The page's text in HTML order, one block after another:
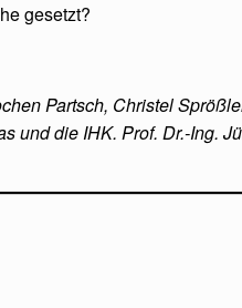
gesetzt?
Partsch, Christel
und die IHK. Prof. Dr.-Ing.